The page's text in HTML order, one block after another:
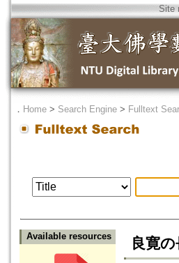
Site
． Home > Search Engine > Fulltext
Available resources 良寛の